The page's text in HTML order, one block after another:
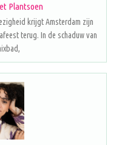
Plantsoen
krijgt Amsterdam zijn
terug. In de schaduw van